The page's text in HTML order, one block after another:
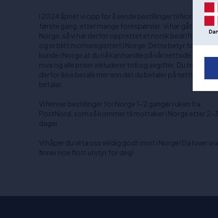
I 2024 åpnet vi opp for å sende bestillinger til Norge for
første gang, etter mange forespørsler. Vi har gått all-in
Norge, så vi har derfor opprettet et norsk
og er blitt momsregistrert i Norge. Dette betyr for deg
kunde i Norge at du nå kan handle på vår nettside inkl.
mva og alle priser inkluderer toll og avgifter. Du trenger
derfor ikke betale mer enn det du betaler på nettsiden når
betaler.
Vi henter bestillinger for Norge 1-2 ganger i uken fra
PostNord, som så kommer til mottaker i Norge etter 2-3
dager.
Vi håper du vil ta oss veldig godt imot i Norge! Da lover vi
finner noe flott utstyr for deg!